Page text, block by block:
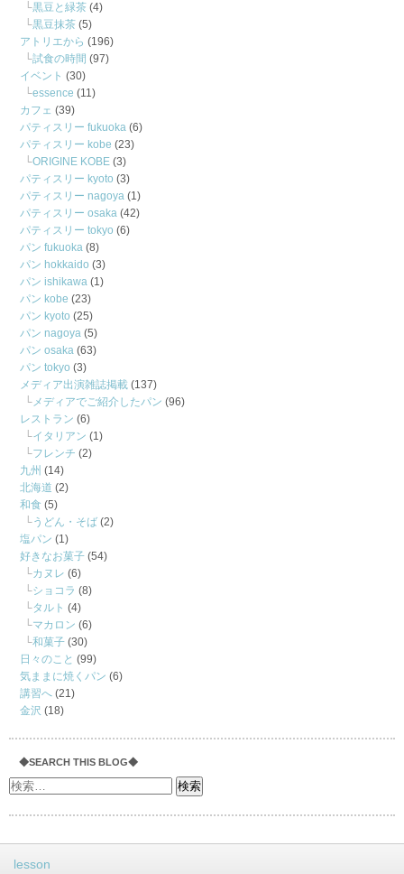
黒豆と緑茶 (4)
黒豆抹茶 (5)
アトリエから (196)
試食の時間 (97)
イベント (30)
essence (11)
カフェ (39)
パティスリー fukuoka (6)
パティスリー kobe (23)
ORIGINE KOBE (3)
パティスリー kyoto (3)
パティスリー nagoya (1)
パティスリー osaka (42)
パティスリー tokyo (6)
パン fukuoka (8)
パン hokkaido (3)
パン ishikawa (1)
パン kobe (23)
パン kyoto (25)
パン nagoya (5)
パン osaka (63)
パン tokyo (3)
メディア出演雑誌掲載 (137)
メディアでご紹介したパン (96)
レストラン (6)
イタリアン (1)
フレンチ (2)
九州 (14)
北海道 (2)
和食 (5)
うどん・そば (2)
塩パン (1)
好きなお菓子 (54)
カヌレ (6)
ショコラ (8)
タルト (4)
マカロン (6)
和菓子 (30)
日々のこと (99)
気ままに焼くパン (6)
講習へ (21)
金沢 (18)
◆SEARCH THIS BLOG◆
lesson